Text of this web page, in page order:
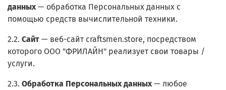
данных — обработка Персональных данных с
помощью средств вычислительной техники.
2.2. Сайт — веб-сайт craftsmen.store, посредством
которого ООО "ФРИЛАЙН" реализует свои товары /
услуги.
2.3. Обработка Персональных данных — любое